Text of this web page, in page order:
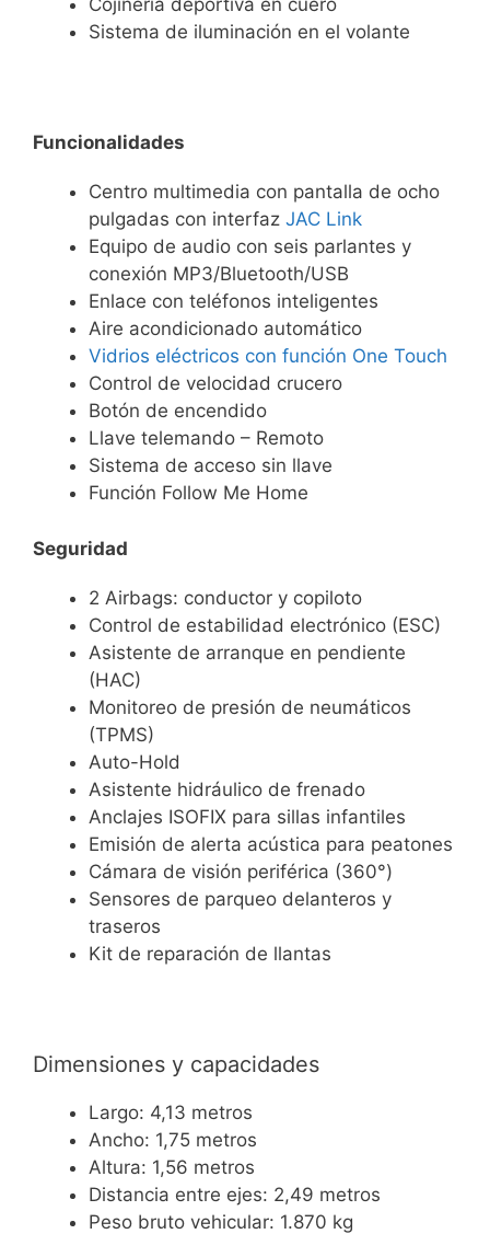
Cojinería deportiva en cuero
Sistema de iluminación en el volante
Funcionalidades
Centro multimedia con pantalla de ocho
pulgadas con interfaz JAC Link
Equipo de audio con seis parlantes y
conexión MP3/Bluetooth/USB
Enlace con teléfonos inteligentes
Aire acondicionado automático
Vidrios eléctricos con función One Touch
Control de velocidad crucero
Botón de encendido
Llave telemando – Remoto
Sistema de acceso sin llave
Función Follow Me Home
Seguridad
2 Airbags: conductor y copiloto
Control de estabilidad electrónico (ESC)
Asistente de arranque en pendiente
(HAC)
Monitoreo de presión de neumáticos
(TPMS)
Auto-Hold
Asistente hidráulico de frenado
Anclajes ISOFIX para sillas infantiles
Emisión de alerta acústica para peatones
Cámara de visión periférica (360°)
Sensores de parqueo delanteros y
traseros
Kit de reparación de llantas
Dimensiones y capacidades
Largo: 4,13 metros
Ancho: 1,75 metros
Altura: 1,56 metros
Distancia entre ejes: 2,49 metros
Peso bruto vehicular: 1.870 kg